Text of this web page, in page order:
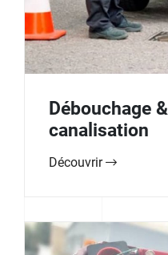
Débouchage
canalisation
Découvrir